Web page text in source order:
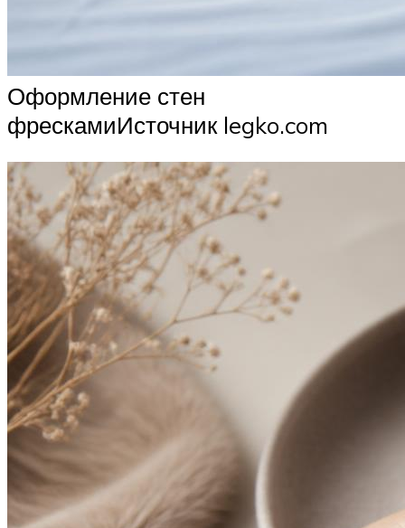
Оформление стен
фрескамиИсточник legko.com